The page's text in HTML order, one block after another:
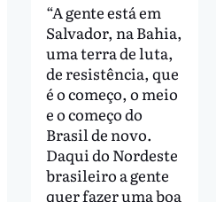
“A gente está em
Salvador, na Bahia,
uma terra de luta,
de resistência, que
é o começo, o meio
e o começo do
Brasil de novo.
Daqui do Nordeste
brasileiro a gente
quer fazer uma boa